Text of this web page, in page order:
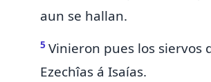
aun se hallan.
5 Vinieron pues los siervos
Ezechîas á Isaías.